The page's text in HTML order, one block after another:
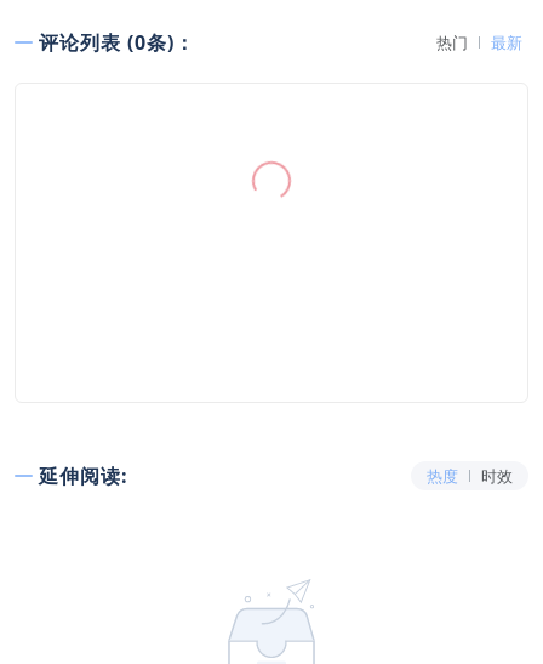
评论列表 (0条)： 热门 最新
延伸阅读: 热度 时效